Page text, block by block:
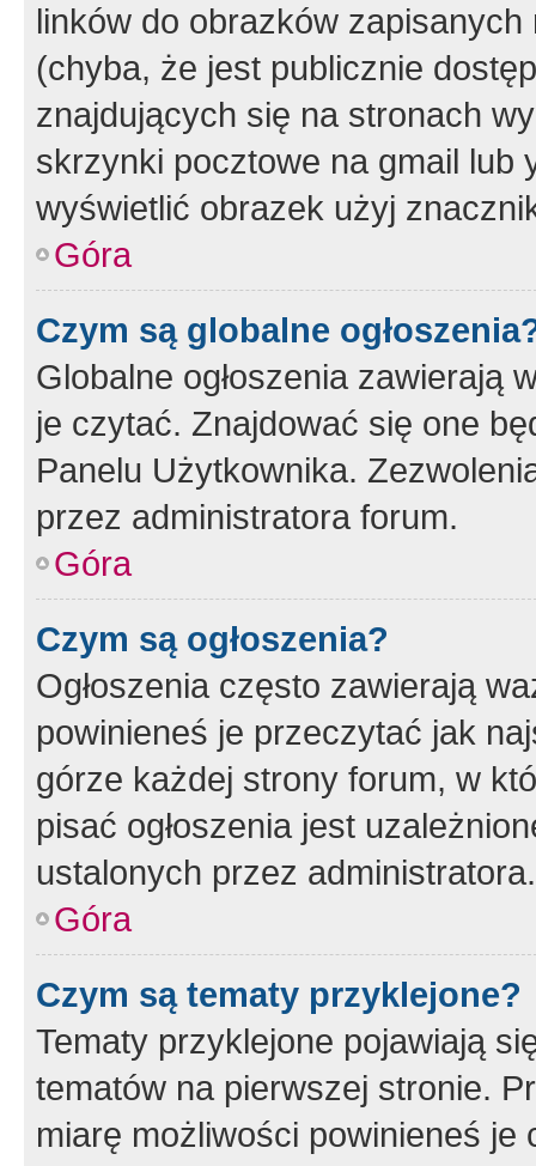
linków do obrazków
(chyba, że jest publicznie
znajdujących się na stronach
skrzynki pocztowe na gmail lub
wyświetlić obrazek użyj
Góra
Czym są globalne
Globalne ogłoszenia zawierają
je czytać. Znajdować się one
Panelu Użytkownika.
przez administratora forum.
Góra
Czym są ogłoszenia?
Ogłoszenia często zawierają
powinieneś je przeczytać jak
górze każdej strony forum, w
pisać ogłoszenia jest
ustalonych przez administratora.
Góra
Czym są tematy przyklejone?
Tematy przyklejone pojawiają
tematów na pierwszej stronie.
miarę możliwości powinieneś je